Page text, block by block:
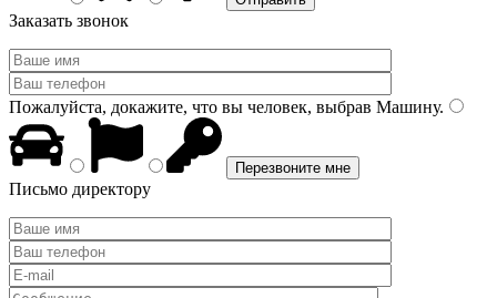
Заказать звонок
Пожалуйста, докажите, что вы человек, выбрав Машину.
Письмо директору